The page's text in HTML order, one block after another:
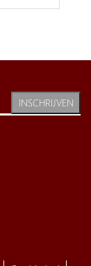
INSCHRIJVEN